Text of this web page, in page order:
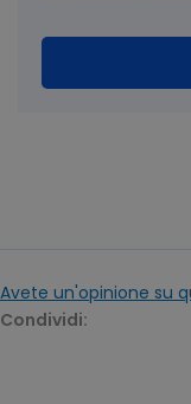
Avete un'opinione su
Condividi: